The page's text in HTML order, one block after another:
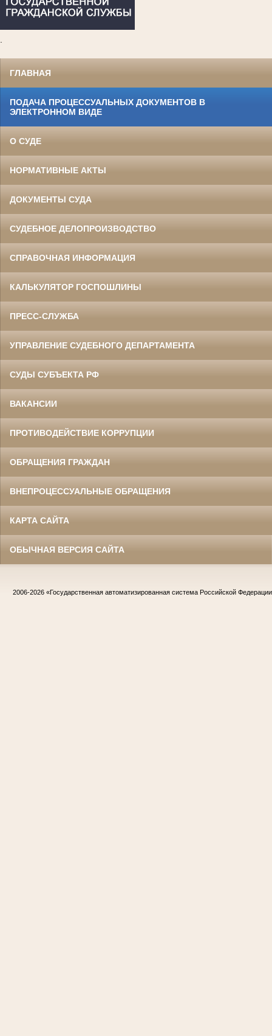
ГЛАВНАЯ
ПОДАЧА ПРОЦЕССУАЛЬНЫХ ДОКУМЕНТОВ В
ЭЛЕКТРОННОМ ВИДЕ
О СУДЕ
НОРМАТИВНЫЕ АКТЫ
ДОКУМЕНТЫ СУДА
СУДЕБНОЕ ДЕЛОПРОИЗВОДСТВО
СПРАВОЧНАЯ ИНФОРМАЦИЯ
КАЛЬКУЛЯТОР ГОСПОШЛИНЫ
ПРЕСС-СЛУЖБА
УПРАВЛЕНИЕ СУДЕБНОГО ДЕПАРТАМЕНТА
СУДЫ СУБЪЕКТА РФ
ВАКАНСИИ
ПРОТИВОДЕЙСТВИЕ КОРРУПЦИИ
ОБРАЩЕНИЯ ГРАЖДАН
ВНЕПРОЦЕССУАЛЬНЫЕ ОБРАЩЕНИЯ
КАРТА САЙТА
ОБЫЧНАЯ ВЕРСИЯ САЙТА
2006-2026 «Государственная автоматизированная система Российской